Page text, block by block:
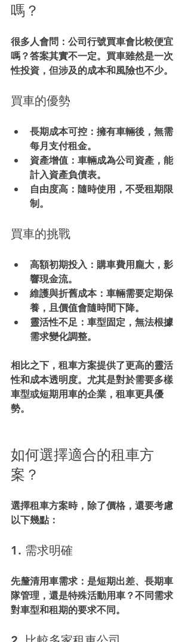
嗎？
很多人會問： 公司行號買車會比較便宜
嗎？答案其實不一定。買車雖然是一次
性投資，但涉及的成本和風險也不少。
買車的優勢
長期成本可控 ：擁有車輛後，無需
每月支付租金。
資產增值：車輛成為公司資產，能
計入資產負債表。
自由度高 ：隨時使用，不受租期限
制。
買車的挑戰
高額初期投入：購車費用龐大，影
響現金流。
維護與折舊成本：車輛需要定期保
養，且價值會隨時間下降。
靈活性不足 ：車型固定，無法根據
需求變化調整。
相比之下，租車方案提供了更高的靈活
性和成本透明度。尤其是對於需要多樣
車型或短期用車的企業，租車更具優
勢。
如何選擇適合的租車方
案？
選擇租車方案時，除了價格，還要考慮
以下幾點：
1. 需求明確
先釐清用車需求：是短期出差、長期車
隊管理，還是特殊活動用車？不同需求
對車型和租期的要求不同。